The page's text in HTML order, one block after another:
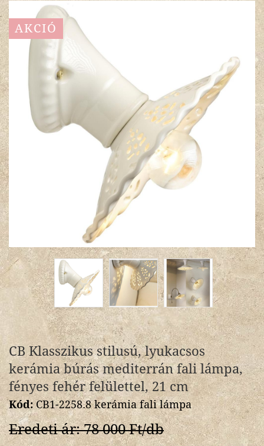
AKCIÓ
CB Klasszikus stilusú, lyukacsos
kerámia búrás mediterrán fali lámpa,
fényes fehér felülettel, 21 cm
Kód:CB1-2258.8 kerámia fali lámpa
Eredeti ár: 78 000 Ft/db